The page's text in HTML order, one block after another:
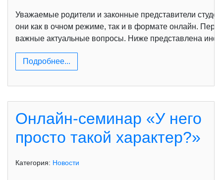
Уважаемые родители и законные представители
они как в очном режиме, так и в формате онлайн.
важные актуальные вопросы. Ниже представлена
Подробнее...
Онлайн-семинар «У него
просто такой характер?»
Категория: Новости